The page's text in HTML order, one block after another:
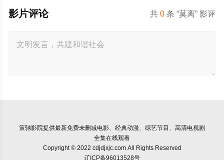
共0 条 “莫离” 影评
影片评论
策驰影院提供最新免费未删减电影、经典动漫、综艺节目、高清电视剧
全集在线观看
Copyright © 2022 cdjdjxjc.com All Rights Reserved
辽ICP备96013528号